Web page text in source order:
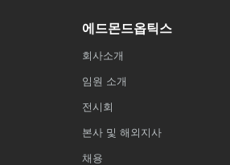
에드몬드옵틱스
회사소개
임원 소개
전시회
본사 및 해외지사
채용